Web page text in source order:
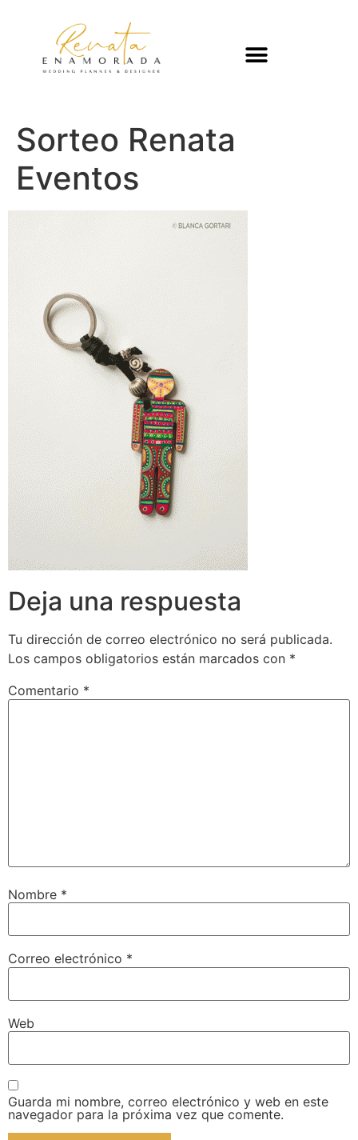
Sorteo Renata
Eventos
Deja una respuesta
Tu dirección de correo electrónico no será publicada.
Los campos obligatorios están marcados con *
Comentario *
Nombre *
Correo electrónico *
Web
Guarda mi nombre, correo electrónico y web en este
navegador para la próxima vez que comente.